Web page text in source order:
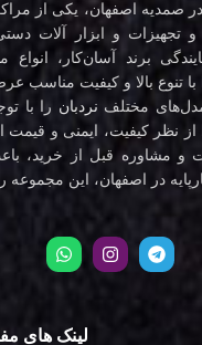
صمدیه اصفهان، یکی از
و تجهیزات و ابزار آلات
برند آسان‌کار، انواع
تنوع بالا و کیفیت مناسب
مختلف نردبان را با
از نظر کیفیت، ایمنی و قیمت
و مشاوره قبل از خرید،
در اصفهان، این مجموعه
لینک های